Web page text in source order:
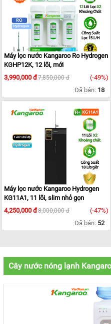
Máy lọc nước Kangaroo Ro Hydrogen
KGHP12K, 12 lõi, mới
3,990,000 đ7,850,000 đ
(-49%)
Đã bán: 18
Máy lọc nước Kangaroo Hydrogen
KG11A1, 11 lõi, slim nhỏ gọn
4,250,000 đ8,000,000 đ
(-47%)
Đã bán: 52
Cây nước nóng lạnh